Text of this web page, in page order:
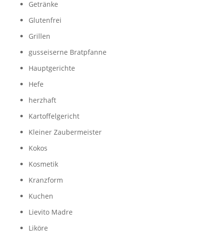
Getränke
Glutenfrei
Grillen
gusseiserne Bratpfanne
Hauptgerichte
Hefe
herzhaft
Kartoffelgericht
Kleiner Zaubermeister
Kokos
Kosmetik
Kranzform
Kuchen
Lievito Madre
Liköre